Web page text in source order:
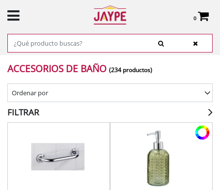
0
Total:
0,00 €
VER CESTA
ACCESORIOS DE BAÑO (234 productos)
Ordenar por
FILTRAR